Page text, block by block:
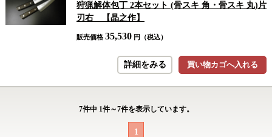
狩猟解体包丁 2本セット (骨スキ 角・骨スキ 丸)片
刃右 【晶之作】
販売価格 35,530 円（税込）
買い物カゴへ入れる
詳細をみる
7件中 1件～7件を表示しています。
1